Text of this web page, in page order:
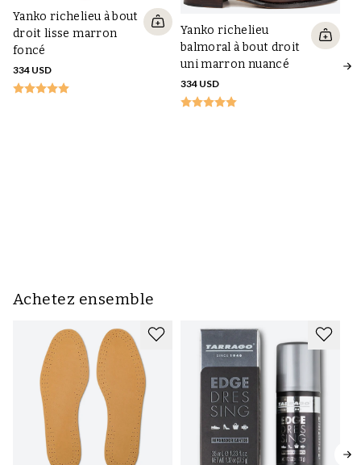
Yanko richelieu à bout
droit lisse marron
foncé
334 USD
Yanko richelieu
balmoral à bout droit
uni marron nuancé
334 USD
Achetez ensemble